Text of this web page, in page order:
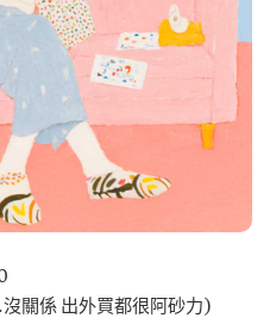
關係 出外買都很阿砂力)